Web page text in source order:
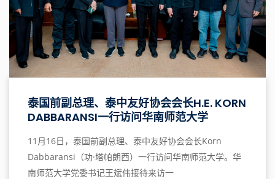
泰国前副总理、泰中友好协会会长H.E. KORN
DABBARANSI一行访问华南师范大学
11月16日，泰国前副总理、泰中友好协会会长Korn
Dabbaransi（功·塔帕朗西）一行访问华南师范大学。华
南师范大学党委书记王斌伟接待来访一